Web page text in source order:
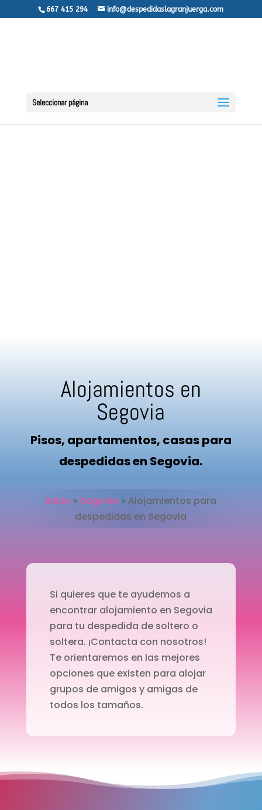
667 415 294 info@despedidaslagranjuerga.com
Seleccionar página
Alojamientos en
Segovia
Pisos, apartamentos, casas para
despedidas en Segovia.
Inicio » Segovia » Alojamientos para
despedidas en Segovia
Si quieres que te ayudemos a
encontrar alojamiento en Segovia
para tu despedida de soltero o
soltera. ¡Contacta con nosotros!
Te orientaremos en las mejores
opciones que existen para alojar
grupos de amigos y amigas de
todos los tamaños.